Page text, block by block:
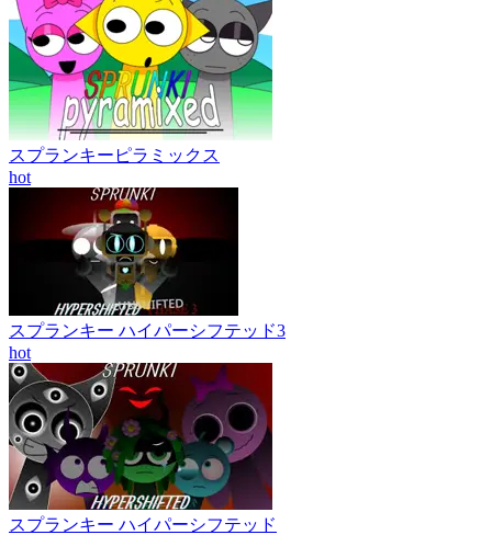
スプランキーピラミックス
hot
スプランキー ハイパーシフテッド3
hot
スプランキー ハイパーシフテッド